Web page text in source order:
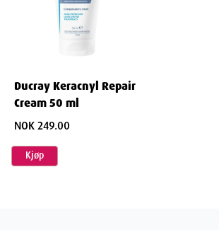
Ducray Keracnyl Repair
Cream 50 ml
NOK 249.00
Kjøp